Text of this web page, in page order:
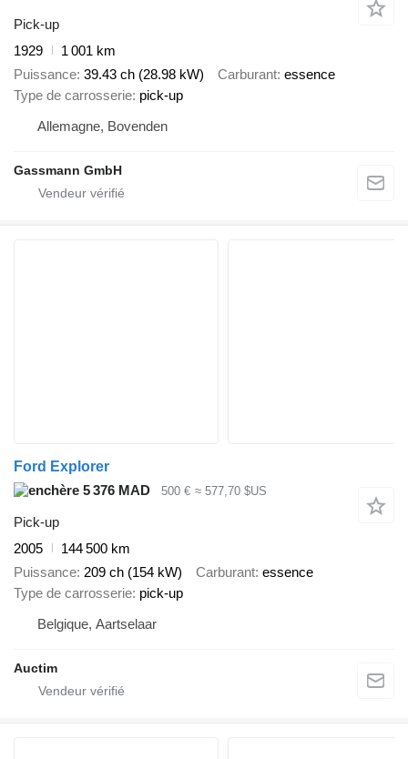
Pick-up
1929
1 001 km
Puissance 39.43 ch (28.98 kW) Carburant essence
Type de carrosserie pick-up
Allemagne, Bovenden
Gassmann GmbH
Ford Explorer
5 376 MAD
500 € ≈ 577,70 $US
Pick-up
2005
144 500 km
Puissance 209 ch (154 kW) Carburant essence
Type de carrosserie pick-up
Belgique, Aartselaar
Auctim